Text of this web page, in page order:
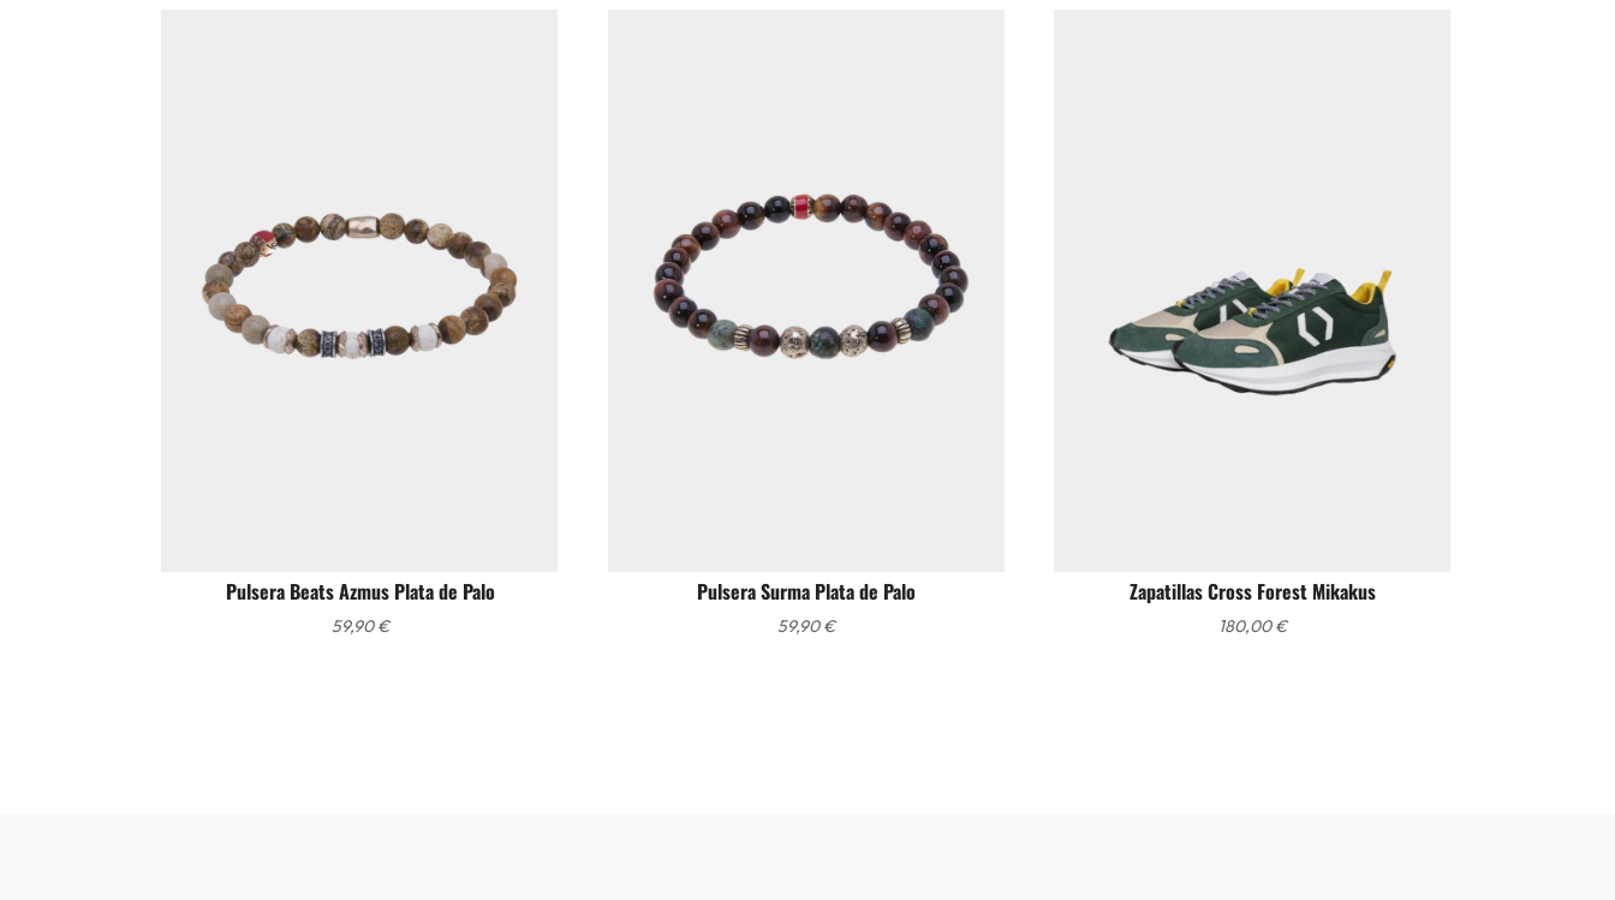
Pulsera Beats Azmus Plata de Palo
59,90€
Pulsera Surma Plata de Palo
59,90€
Zapatillas Cross Forest Mikakus
180,00€